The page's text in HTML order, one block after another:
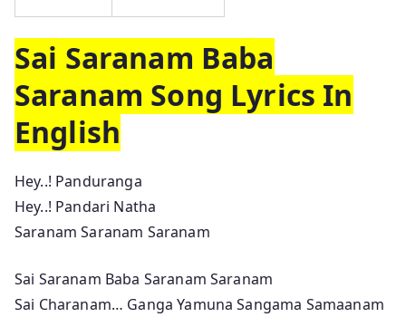
Sai Saranam Baba
Saranam Song Lyrics In
English
Hey..! Panduranga
Hey..! Pandari Natha
Saranam Saranam Saranam
Sai Saranam Baba Saranam Saranam
Sai Charanam… Ganga Yamuna Sangama Samaanam